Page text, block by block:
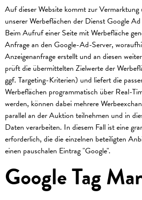
Auf dieser Website kommt zur Vermarktung
unserer Werbeflächen der Dienst Google
Beim Aufruf einer Seite mit Werbefläche
Anfrage an den Google-Ad-Server,
Anzeigenanfrage erstellt und an diesen
prüft die übermittelten Zielwerte der
ggf. Targeting-Kriterien) und liefert die
Werbeflächen programmatisch über Real-
werden, können dabei mehrere
parallel an der Auktion teilnehmen und in
Daten verarbeiten. In diesem Fall ist eine
erforderlich, die die einzelnen beteiligten
einen pauschalen Eintrag "Google".
Google Tag